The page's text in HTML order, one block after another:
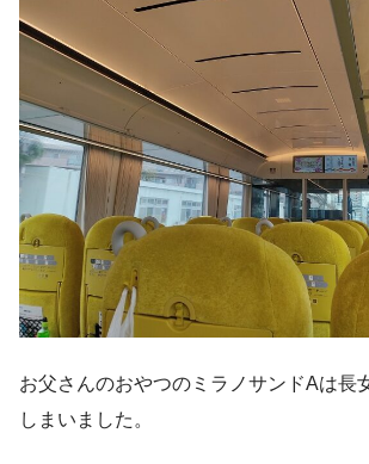
お父さんのおやつのミラノサンドAは長
しまいました。